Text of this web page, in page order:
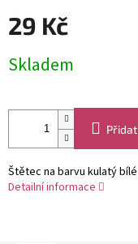
29 Kč
cena:
Skladem
Štětec na barvu kulatý
Detailní informace